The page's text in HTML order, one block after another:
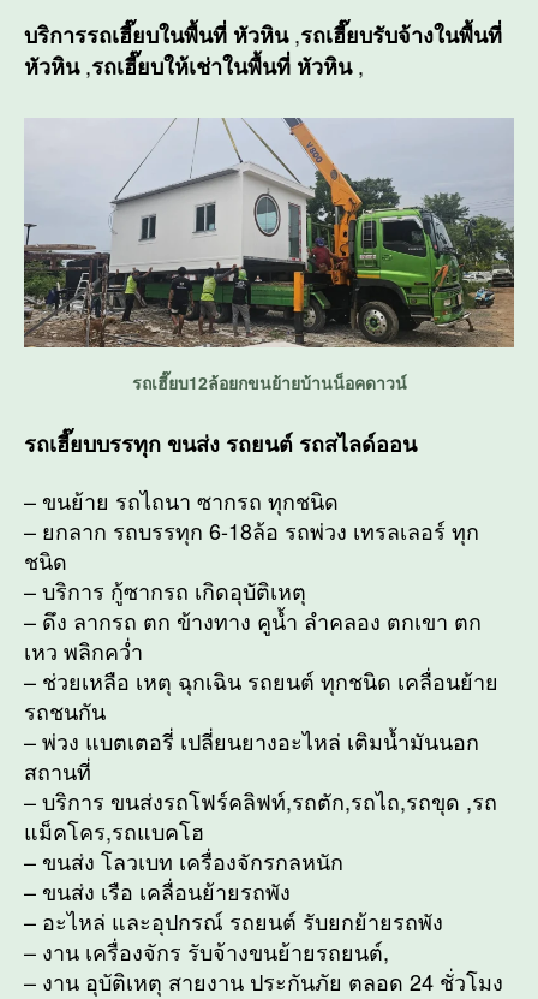
บริการรถเฮี๊ยบในพื้นที่ หัวหิน,รถเฮี๊ยบรับจ้างในพื้นที่
หัวหิน,รถเฮี๊ยบให้เช่าในพื้นที่ หัวหิน,
รถเฮี๊ยบ12ล้อยกขนย้ายบ้านน็อคดาวน์
รถเฮี๊ยบบรรทุก ขนส่ง รถยนต์ รถสไลด์ออน
– ขนย้าย รถไถนา ซากรถ ทุกชนิด
– ยกลาก รถบรรทุก 6-18ล้อ รถพ่วง เทรลเลอร์ ทุก
ชนิด
– บริการ กู้ซากรถ เกิดอุบัติเหตุ
– ดึง ลากรถ ตก ข้างทาง คูน้ำ ลำคลอง ตกเขา ตก
เหว พลิกคว่ำ
– ช่วยเหลือ เหตุ ฉุกเฉิน รถยนต์ ทุกชนิด เคลื่อนย้าย
รถชนกัน
– พ่วง แบตเตอรี่ เปลี่ยนยางอะไหล่ เติมน้ำมันนอก
สถานที่
– บริการ ขนส่งรถโฟร์คลิฟท์,รถตัก,รถไถ,รถขุด ,รถ
แม็คโคร,รถแบคโฮ
– ขนส่ง โลวเบท เครื่องจักรกลหนัก
– ขนส่ง เรือ เคลื่อนย้ายรถพัง
– อะไหล่ และอุปกรณ์ รถยนต์ รับยกย้ายรถพัง
– งาน เครื่องจักร รับจ้างขนย้ายรถยนต์,
– งาน อุบัติเหตุ สายงาน ประกันภัย ตลอด 24 ชั่วโมง